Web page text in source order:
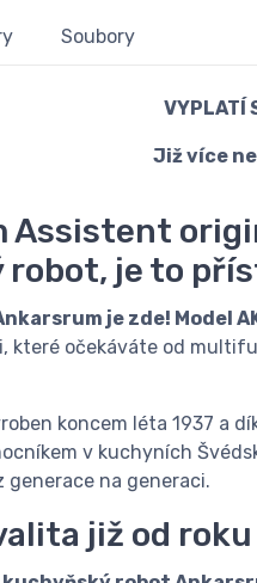
Soubory
VYPLATÍ
Již více
Assistent
robot, je to
je zde! Model
které očekáváte od
koncem léta 1937 a
v kuchyních
generace na generaci.
již od roku